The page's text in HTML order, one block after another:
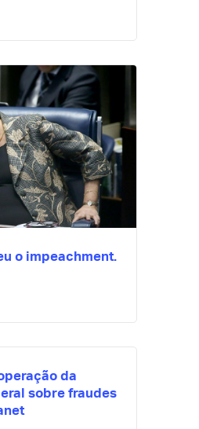
o impeachment.
da
sobre fraudes
Me Explica ?
Notícias
Newsletter
Contatos